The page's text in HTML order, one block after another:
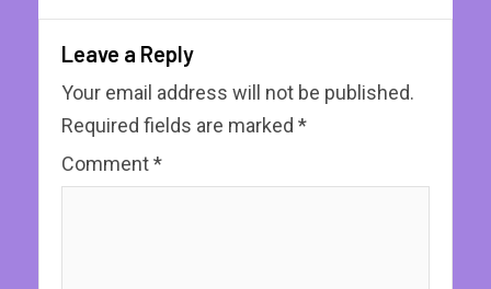
Leave a Reply
Your email address will not be published.
Required fields are marked *
Comment*